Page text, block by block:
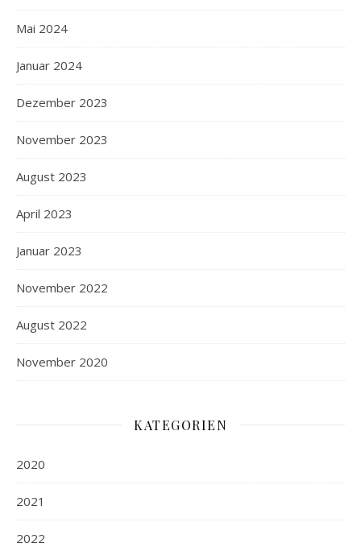
Mai 2024
Januar 2024
Dezember 2023
November 2023
August 2023
April 2023
Januar 2023
November 2022
August 2022
November 2020
KATEGORIEN
2020
2021
2022